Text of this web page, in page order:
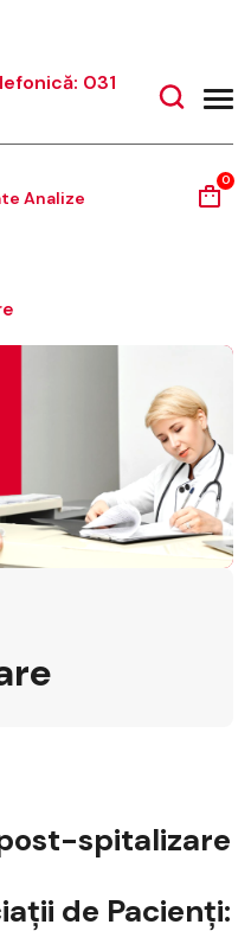
031
Analize
0
spitalizare
de Pacienţi: